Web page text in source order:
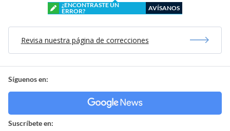
¿ENCONTRASTE UN
ERROR?
AVÍSANOS
Revisa nuestra página de correcciones
Síguenos en:
Suscríbete en: